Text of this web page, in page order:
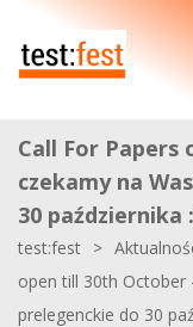
Call For
czekamy na
30 października
test:fest >
open till 30th October
prelegenckie do 30